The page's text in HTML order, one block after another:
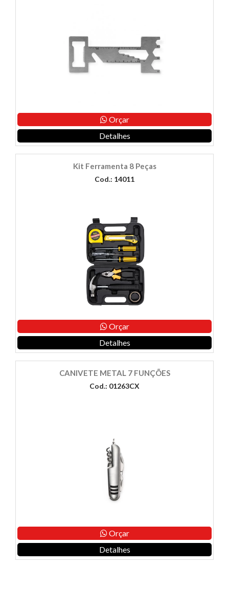
Orçar
Detalhes
Kit Ferramenta 8 Peças
Cod.: 14011
Orçar
Detalhes
CANIVETE METAL 7 FUNÇÕES
Cod.: 01263CX
Orçar
Detalhes